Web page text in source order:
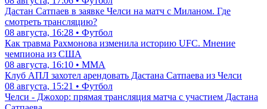
Дастан Сатпаев в заявке Челси на матч с Миланом. Где
смотреть трансляцию?
08 августа, 16:28 • Футбол
Как травма Рахмонова изменила историю UFC. Мнение
чемпиона из США
08 августа, 16:10 • ММА
Клуб АПЛ захотел арендовать Дастана Сатпаева из Челси
08 августа, 15:21 • Футбол
Челси - Джохор: прямая трансляция матча с участием Дастана